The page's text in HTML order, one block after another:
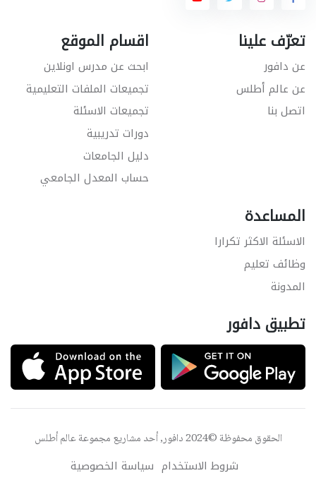
تعرّف علينا
عن دافور
عن عالم أطلس
اتصل بنا
اقسام الموقع
ابحث عن مدرس اونلاين
تجميعات الملفات التعليمية
تجميعات الاسئلة
دورات تدريبية
دليل الجامعات
حساب المعدل الجامعي
المساعدة
الاسئلة الاكثر تكرارا
وظائف تعليم
المدونة
تطبيق دافور
الحقوق محفوظة ©2024 دافور, أحد مشاريع مجموعة عالم أطلس
شروط الاستخدام سياسة الخصوصية